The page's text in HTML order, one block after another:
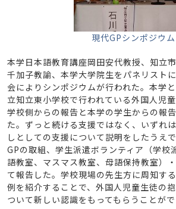
現代GPシンポジウム
本学日本語教育講座岡田安代教授、知立
千加子教諭、本学大学院生をパネリスト
会によりシンポジウムが行われた。本学
立知立東小学校で行われている外国人児童
学校側からの報告と本学の学生からの報
た。ずっと続ける支援ではなく、いずれ
しとしての支援について説明をしたうえ
GPの取組、学生派遣ボランティア（学校
語教室、マスマス教室、母語保持教室）
て報告した。学校現場の先生方に周知す
例を紹介することで、外国人児童生徒の
ついて新しい認識をもってもらうことがで